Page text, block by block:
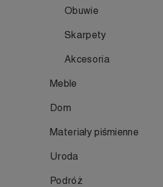
Obuwie
Skarpety
Akcesoria
Meble
Dom
Materiały piśmienne
Uroda
Podróż